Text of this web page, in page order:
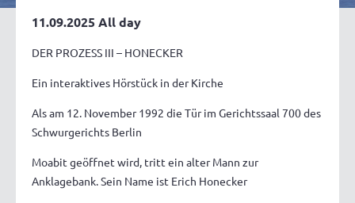
11.09.2025 All day
DER PROZESS III – HONECKER
Ein interaktives Hörstück in der Kirche
Als am 12. November 1992 die Tür im Gerichtssaal 700 des
Schwurgerichts Berlin
Moabit geöffnet wird, tritt ein alter Mann zur
Anklagebank. Sein Name ist Erich Honecker